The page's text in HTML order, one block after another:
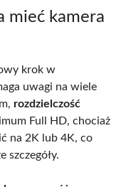
mieć kamera
krok w
uwagi na wiele
rozdzielczość
Full HD, chociaż
na 2K lub 4K, co
szczegóły.